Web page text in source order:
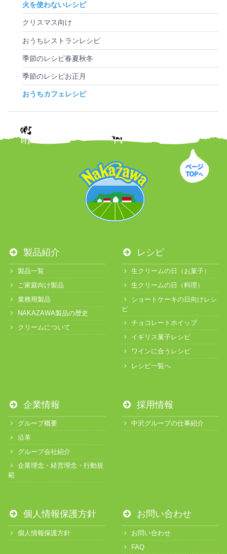
火を使わないレシピ
クリスマス向け
おうちレストランレシピ
季節のレシピ春夏秋冬
季節のレシピお正月
おうちカフェレシピ
製品紹介
製品一覧
ご家庭向け製品
業務用製品
NAKAZAWA製品の歴史
クリームについて
レシピ
生クリームの日（お菓子）
生クリームの日（料理）
ショートケーキの日向けレシ
ピ
チョコレートホイップ
イギリス菓子レシピ
ワインに合うレシピ
レシピ一覧へ
企業情報
グループ概要
沿革
グループ会社紹介
企業理念・経営理念・行動規
範
採用情報
中沢グループの仕事紹介
個人情報保護方針
個人情報保護方針
お問い合わせ
お問い合わせ
FAQ